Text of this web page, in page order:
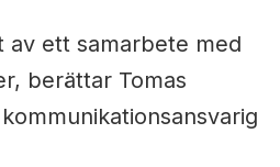
av ett samarbete med
berättar Tomas